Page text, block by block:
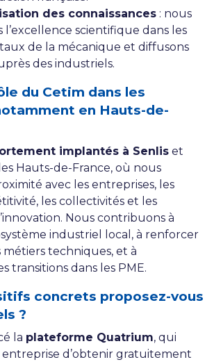
des connaissances : nous
l’excellence scientifique dans les
de la mécanique et diffusons
des industriels.
du Cetim dans les
en Hauts-de-
implantés à Senlis et
Hauts-de-France, où nous
avec les entreprises, les
les collectivités et les
Nous contribuons à
industriel local, à renforcer
métiers techniques, et à
transitions dans les PME.
concrets proposez-vous
?
la plateforme Quatrium, qui
d’obtenir gratuitement